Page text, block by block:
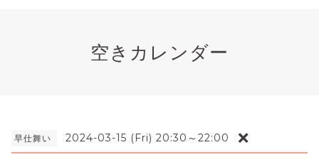
空きカレンダー
早仕舞い 2024-03-15 (Fri) 20:30～22:00 ❌